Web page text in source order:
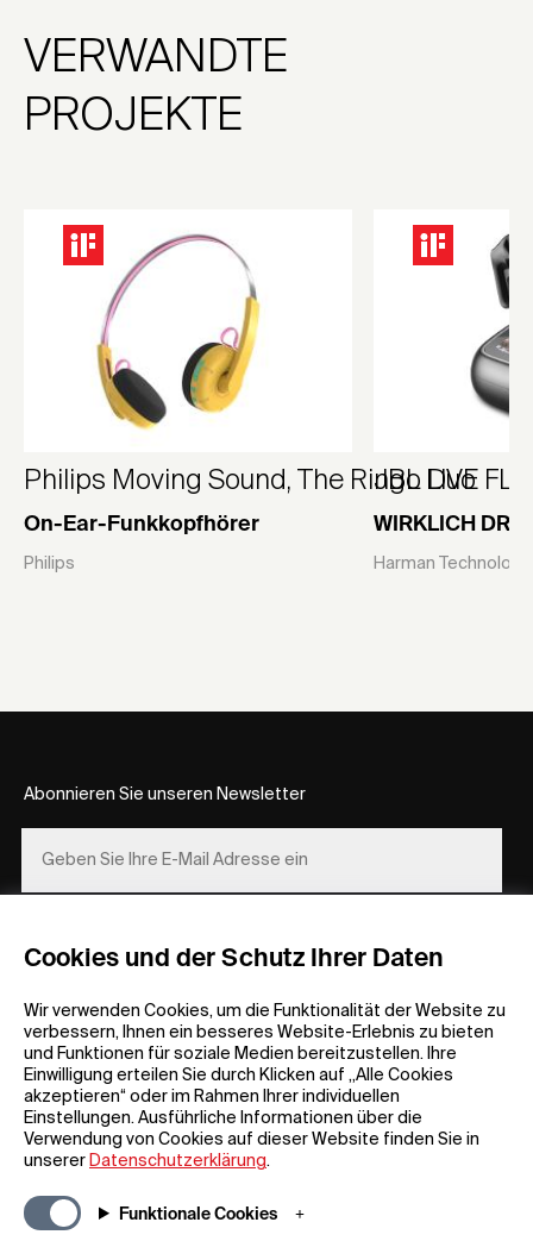
Cookies und der Schutz Ihrer Daten
Wir verwenden Cookies, um die Funktionalität der Website zu
verbessern, Ihnen ein besseres Website-Erlebnis zu bieten
und Funktionen für soziale Medien bereitzustellen. Ihre
Einwilligung erteilen Sie durch Klicken auf „Alle Cookies
akzeptieren“ oder im Rahmen Ihrer individuellen
Einstellungen. Ausführliche Informationen über die
Verwendung von Cookies auf dieser Website finden Sie in
unserer Datenschutzerklärung.
Funktionale Cookies
VERWANDTE
PROJEKTE
Philips Moving Sound, The Ringo Duo
On-Ear-Funkkopfhörer
Philips
JBL LIVE
WIRKLICH
Harman
Allgemeine Informationen
FAQ
Allgemeine
Unternehmen
Abonnieren Sie unseren Newsletter
REGISTRIEREN